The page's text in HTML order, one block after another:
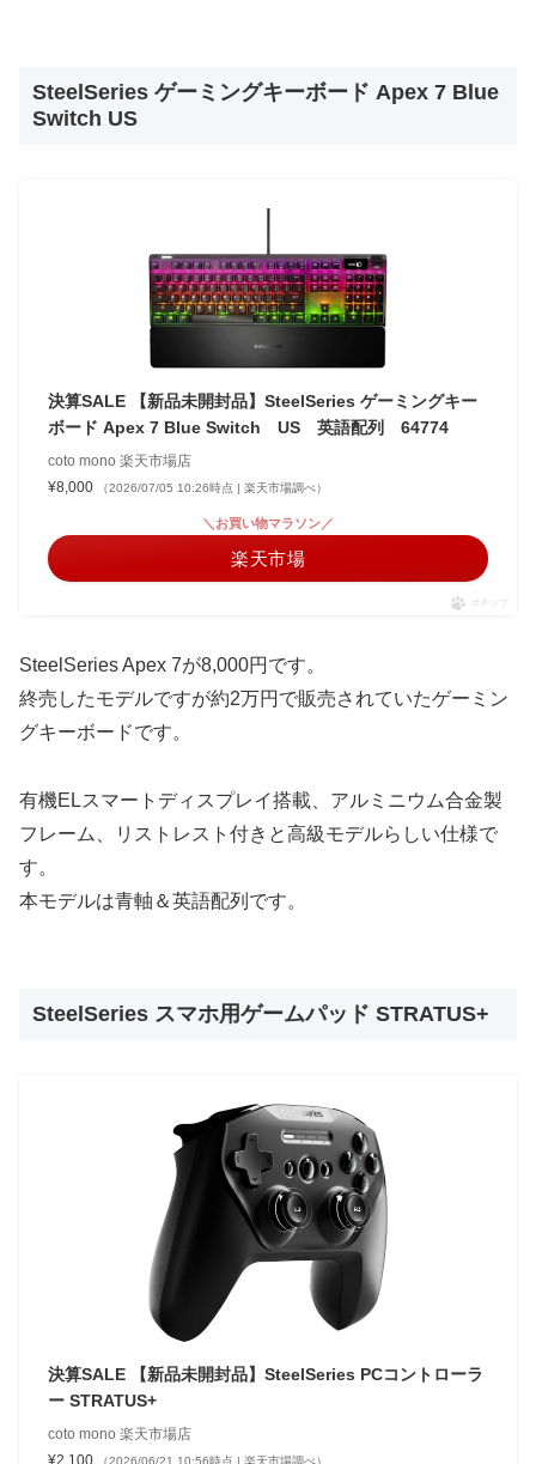
SteelSeries ゲーミングキーボード Apex 7 Blue
Switch US
決算SALE 【新品未開封品】SteelSeries ゲーミングキー
ボード Apex 7 Blue Switch US 英語配列 64774
coto mono 楽天市場店
¥8,000
（2026/07/05 10:26時点 | 楽天市場調べ）
＼お買い物マラソン／
楽天市場
ポチップ
SteelSeries Apex 7が8,000円です。
終売したモデルですが約2万円で販売されていたゲーミン
グキーボードです。
有機ELスマートディスプレイ搭載、アルミニウム合金製
フレーム、リストレスト付きと高級モデルらしい仕様で
す。
本モデルは青軸＆英語配列です。
SteelSeries スマホ用ゲームパッド STRATUS+
決算SALE 【新品未開封品】SteelSeries PCコントローラ
ー STRATUS+
coto mono 楽天市場店
¥2,100
（2026/06/21 10:56時点 | 楽天市場調べ）